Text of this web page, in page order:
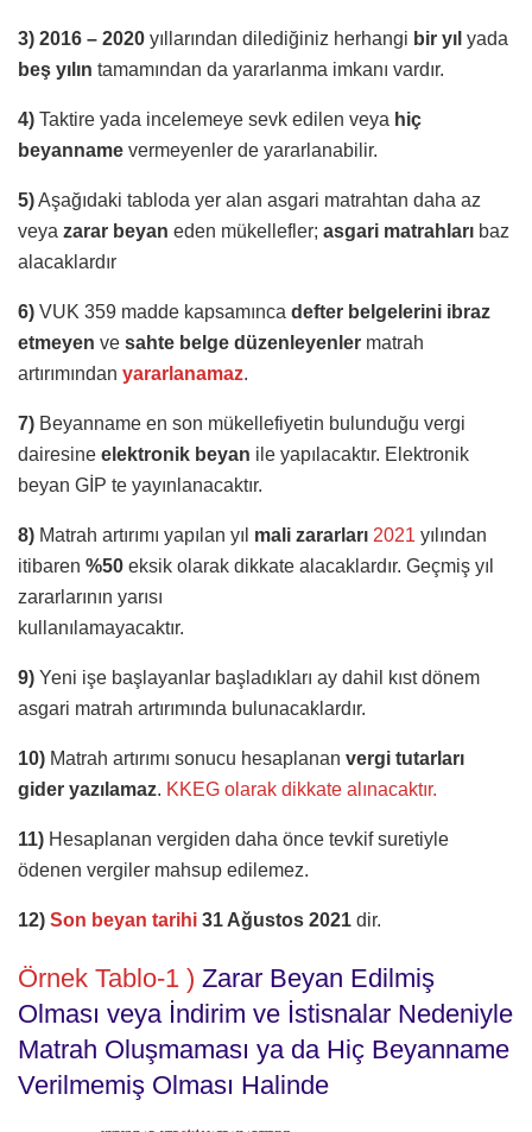
3) 2016 – 2020 yıllarından dilediğiniz herhangi bir yıl yada
beş yılın tamamından da yararlanma imkanı vardır.
4) Taktire yada incelemeye sevk edilen veya hiç
beyanname vermeyenler de yararlanabilir.
5)Aşağıdaki tabloda yer alan asgari matrahtan daha az
veya zarar beyan eden mükellefler; asgari matrahları baz
alacaklardır
6) VUK 359 madde kapsamınca defter belgelerini ibraz
etmeyen ve sahte belge düzenleyenler matrah
artırımından yararlanamaz.
7) Beyanname en son mükellefiyetin bulunduğu vergi
dairesine elektronik beyan ile yapılacaktır. Elektronik
beyan GİP te yayınlanacaktır.
8) Matrah artırımı yapılan yıl mali zararları 2021 yılından
itibaren %50 eksik olarak dikkate alacaklardır. Geçmiş yıl
zararlarının yarısı
kullanılamayacaktır.
9) Yeni işe başlayanlar başladıkları ay dahil kıst dönem
asgari matrah artırımında bulunacaklardır.
10) Matrah artırımı sonucu hesaplanan vergi tutarları
gider yazılamaz. KKEG olarak dikkate alınacaktır.
11) Hesaplanan vergiden daha önce tevkif suretiyle
ödenen vergiler mahsup edilemez.
12) Son beyan tarihi 31 Ağustos 2021 dir.
Örnek Tablo-1 ) Zarar Beyan Edilmiş
Olması veya İndirim ve İstisnalar Nedeniyle
Matrah Oluşmaması ya da Hiç Beyanname
Verilmemiş Olması Halinde